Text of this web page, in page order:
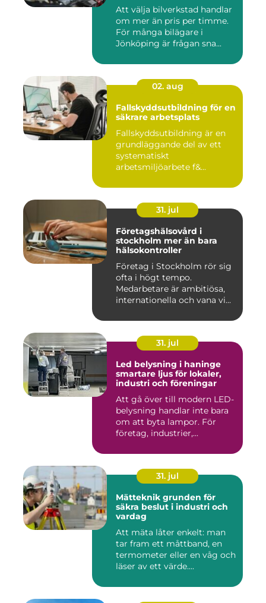
Att välja bilverkstad handlar
om mer än pris per timme.
För många bilägare i
Jönköping är frågan sna...
02. aug
Fallskyddsutbildning för en
säkrare arbetsplats
Fallskyddsutbildning är en
grundläggande del av ett
systematiskt
arbetsmiljöarbete f&...
31. jul
Företagshälsovård i
stockholm mer än bara
hälsokontroller
Företag i Stockholm rör sig
ofta i högt tempo.
Medarbetare är ambitiösa,
internationella och vana vi...
31. jul
Led belysning i haninge
smartare ljus för lokaler,
industri och föreningar
Att gå över till modern LED-
belysning handlar inte bara
om att byta lampor. För
företag, industrier,...
31. jul
Mätteknik grunden för
säkra beslut i industri och
vardag
Att mäta låter enkelt: man
tar fram ett måttband, en
termometer eller en våg och
läser av ett värde....